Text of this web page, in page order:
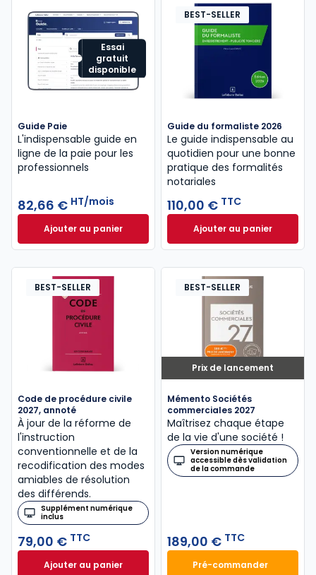
Essai
gratuit
disponible
Guide Paie
L'indispensable guide en
ligne de la paie pour les
professionnels
82,66 € HT/mois
Ajouter au panierGuide Paie à 82,66 € HT/mois
BEST-SELLER
Guide du formaliste 2026
Le guide indispensable au
quotidien pour une bonne
pratique des formalités
notariales
110,00 € TTC
Ajouter au panier
Guide du
BEST-SELLER
Code de procédure civile
2027, annoté
À jour de la réforme de
l'instruction
conventionnelle et de la
recodification des modes
amiables de résolution
des différends.
Supplément numérique
inclus
79,00 € TTC
Ajouter au panierCode de procédure civile 2027, annoté à 79,00 €
Prix de lancement
BEST-SELLER
Mémento Sociétés
commerciales 2027
Maîtrisez chaque étape
de la vie d'une société !
Version numérique
accessible dès validation
de la commande
189,00 € TTC
Pré-commander
Mémento